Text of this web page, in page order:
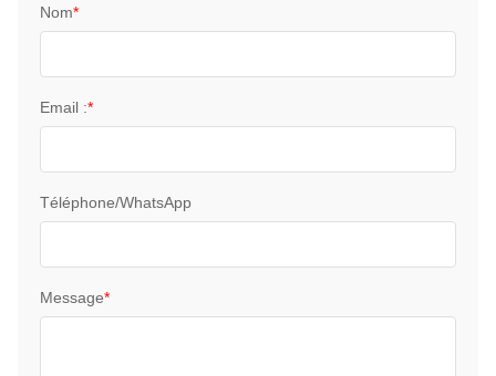
Nom*
Email :*
Téléphone/WhatsApp
Message*